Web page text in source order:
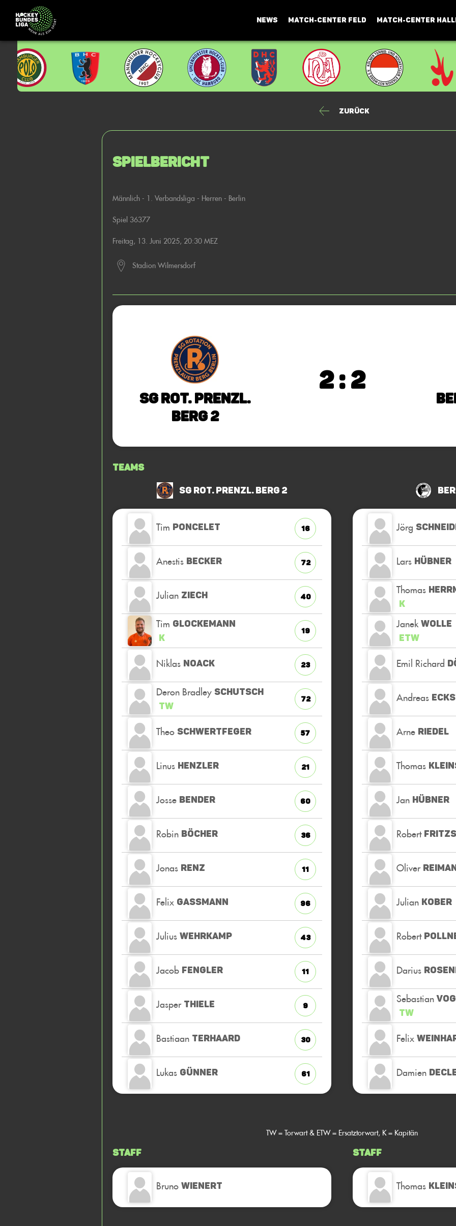
NEWS MATCH-CENTER FELD MATCH-CENTER
Zurück
Spielbericht
Männlich - 1. Verbandsliga - Herren - Berlin
Spiel 36377
Freitag, 13. Juni 2025, 20:30 MEZ
Stadion Wilmersdorf
SG Rot. Prenzl.
Berg 2
2 : 2
Teams
SG Rot. Prenzl. Berg 2
Tim PONCELET 16
Anestis BECKER 72
Julian ZIECH 40
Tim GLOCKEMANN
K
19
Niklas NOACK 23
Deron Bradley SCHUTSCH
TW
72
Theo SCHWERTFEGER 57
Linus HENZLER 21
Josse BENDER 60
Robin BÖCHER 36
Jonas RENZ 11
Felix GASSMANN 96
Julius WEHRKAMP 43
Jacob FENGLER 11
Jasper THIELE 9
Bastiaan TERHAARD 30
Lukas GÜNNER 61
Jörg
Lars HÜBNER
Thomas
K
Janek WOLLE
ETW
Emil Richard
Andreas
Arne RIEDEL
Thomas
Jan HÜBNER
Robert
Oliver
Julian KOBER
Robert
Darius
Sebastian
TW
Felix
Damien
TW = Torwart & ETW = Ersatztorwart, K = Kapitän
Staff
Bruno WIENERT
Staff
Thomas